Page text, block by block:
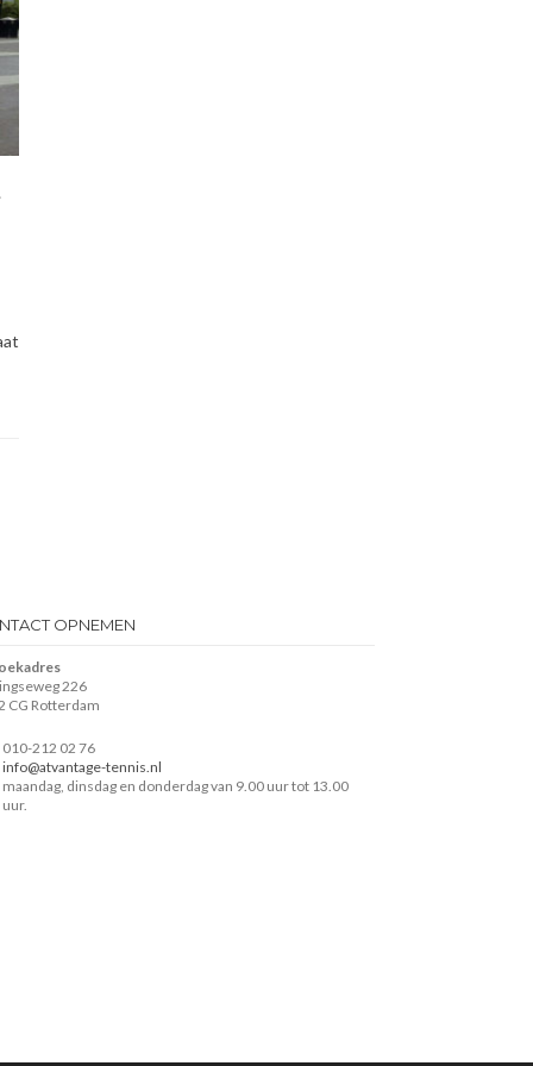
OPNEMEN
226
CG Rotterdam
010-212 02 76
info@atvantage-tennis.nl
maandag, dinsdag en donderdag van 9.00 uur tot 13.00
uur.